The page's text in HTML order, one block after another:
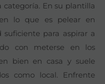
categoría. En su plantilla
lo que es pelear en
para aspirar a
con meterse en los
bien en casa y suele
como local. Enfrente